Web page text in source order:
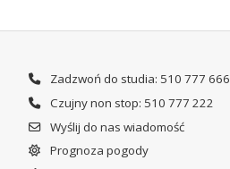
Zadzwoń do studia: 510 777 666
Czujny non stop: 510 777 222
Wyślij do nas wiadomość
Prognoza pogody